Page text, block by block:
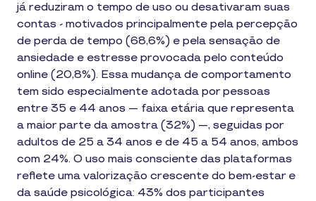
já reduziram o tempo de uso ou desativaram suas
contas - motivados principalmente pela percepção
de perda de tempo (68,6%) e pela sensação de
ansiedade e estresse provocada pelo conteúdo
online (20,8%). Essa mudança de comportamento
tem sido especialmente adotada por pessoas
entre 35 e 44 anos — faixa etária que representa
a maior parte da amostra (32%) —, seguidas por
adultos de 25 a 34 anos e de 45 a 54 anos, ambos
com 24%. O uso mais consciente das plataformas
reflete uma valorização crescente do bem-estar e
da saúde psicológica: 43% dos participantes